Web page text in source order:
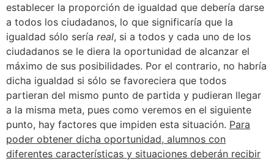
establecer la proporción de igualdad que debería darse
a todos los ciudadanos, lo que significaría que la
igualdad sólo sería real, si a todos y cada uno de los
ciudadanos se le diera la oportunidad de alcanzar el
máximo de sus posibilidades. Por el contrario, no habría
dicha igualdad si sólo se favoreciera que todos
partieran del mismo punto de partida y pudieran llegar
a la misma meta, pues como veremos en el siguiente
punto, hay factores que impiden esta situación. Para
poder obtener dicha oportunidad, alumnos con
diferentes características y situaciones deberán recibir